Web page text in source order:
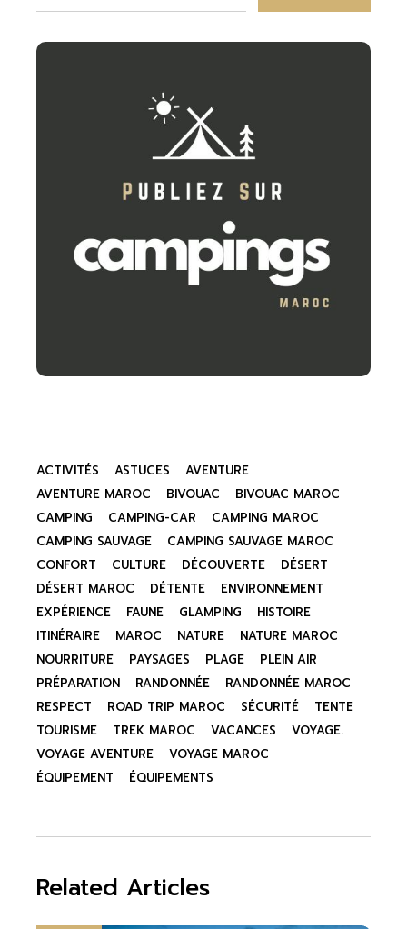
ACTIVITÉS ASTUCES
AVENTURE
AVENTURE MAROC
BIVOUAC
BIVOUAC MAROC
CAMPING
CAMPING-CAR
CAMPING MAROC
CAMPING SAUVAGE
CAMPING SAUVAGE MAROC
CONFORT
CULTURE DÉCOUVERTE
DÉSERT
DÉSERT MAROC
DÉTENTE
ENVIRONNEMENT
EXPÉRIENCE
FAUNE GLAMPING
HISTOIRE
ITINÉRAIRE
MAROC NATURE
NATURE MAROC
NOURRITURE
PAYSAGES PLAGE
PLEIN AIR
PRÉPARATION
RANDONNÉE
RANDONNÉE MAROC
RESPECT
ROAD TRIP MAROC SÉCURITÉ
TENTE
TOURISME
TREK MAROC VACANCES
VOYAGE.
VOYAGE AVENTURE
VOYAGE MAROC
ÉQUIPEMENT
ÉQUIPEMENTS
Related Articles